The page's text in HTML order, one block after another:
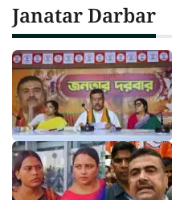
Janatar Darbar